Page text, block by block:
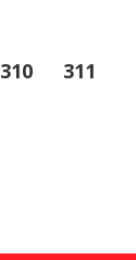
310
311